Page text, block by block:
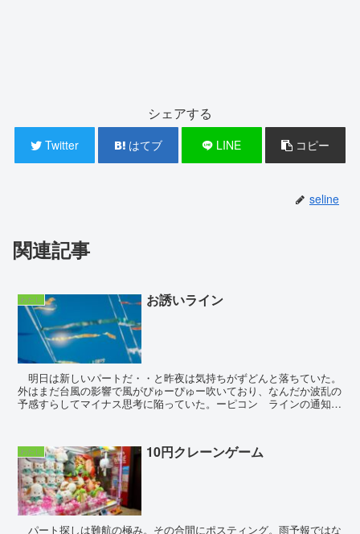
シェアする
Twitter はてブ LINE コピー
seline
関連記事
わたし お誘いライン
明日は新しいパートだ・・と昨夜は気持ちがずどんと落ちていた。
外はまだ台風の影響で風がぴゅーぴゅー吹いており、なんだか波乱の
予感すらしてマイナス思考に陥っていた。ーピコン ラインの通知
わたし 10円クレーンゲーム
パート探しは難航の極み。その合間にポスティング。雨予報ではな